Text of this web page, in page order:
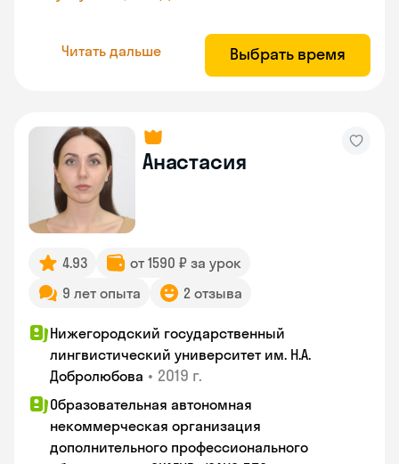
Читать дальше Выбрать время
Анастасия
4.93
от 1590 ₽ за урок
9 лет опыта
2 отзыва
Нижегородский государственный
лингвистический университет им. Н.А.
Добролюбова • 2019 г.
Образовательная автономная
некоммерческая организация
дополнительного профессионального